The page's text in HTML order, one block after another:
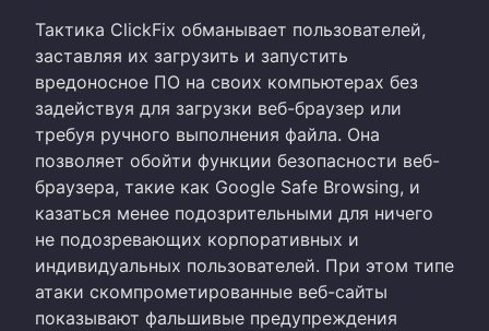
Тактика ClickFix обманывает пользователей,
заставляя их загрузить и запустить
вредоносное ПО на своих компьютерах без
задействуя для загрузки веб-браузер или
требуя ручного выполнения файла. Она
позволяет обойти функции безопасности веб-
браузера, такие как Google Safe Browsing, и
казаться менее подозрительными для ничего
не подозревающих корпоративных и
индивидуальных пользователей. При этом типе
атаки скомпрометированные веб-сайты
показывают фальшивые предупреждения